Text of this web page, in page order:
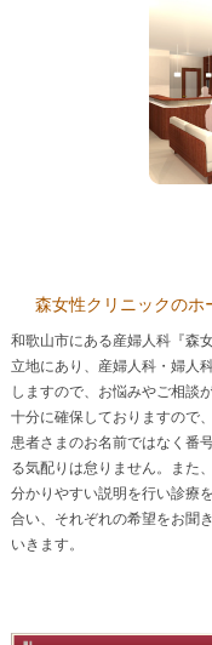
森女性クリニックのホ
和歌山市にある産婦人科『森
立地にあり、産婦人科・婦人
しますので、お悩みやご相談
十分に確保しておりますので
患者さまのお名前ではなく番
る気配りは怠りません。また
分かりやすい説明を行い診療
合い、それぞれの希望をお聞
いきます。